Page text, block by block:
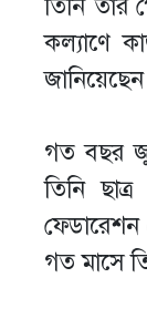
তিনি তার
কল্যাণে
গত বছর
তিনি
ফেডারেশন
গত মাসে